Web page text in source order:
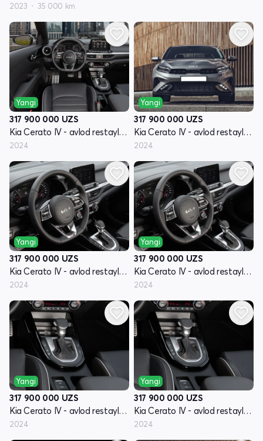
2023 35 000 km
Yangi
317 900 000 UZS
Kia Cerato IV - avlod restayling
2024
Yangi
317 900 000 UZS
Kia Cerato IV - avlod restayling
2024
Yangi
317 900 000 UZS
Kia Cerato IV - avlod restayling
2024
Yangi
317 900 000 UZS
Kia Cerato IV - avlod restayling
2024
Yangi
317 900 000 UZS
Kia Cerato IV - avlod restayling
2024
Yangi
317 900 000 UZS
Kia Cerato IV - avlod restayling
2024